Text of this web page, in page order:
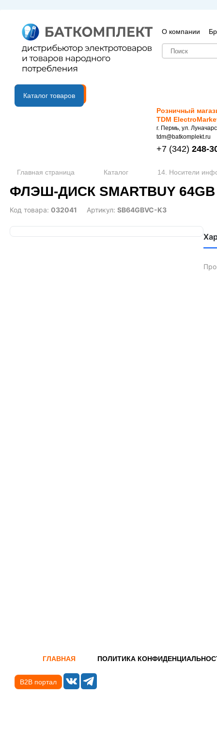
О компании
B2B портал
Каталог товаров
Розничный
TDM
г. Пермь, ул.
tdm@batkomplekt.ru
+7 (342) 248-
Главная страница Каталог 14. Носители
ФЛЭШ-ДИСК SMARTBUY
Код товара: 032041 Артикул: SB64GBVC-K3
ГЛАВНАЯ ПОЛИТИКА
B2B портал